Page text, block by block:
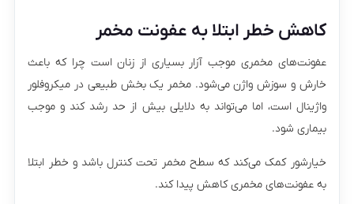
کاهش خطر ابتلا به عفونت مخمر
عفونت‌های مخمری موجب آزار بسیاری از زنان است چرا که باعث
خارش و سوزش واژن می‌شود. مخمر یک بخش طبیعی در میکروفلور
واژینال است، اما می‌تواند به دلایلی بیش از حد رشد کند و موجب
بیماری شود.
خیارشور کمک می‌کند که سطح مخمر تحت کنترل باشد و خطر ابتلا
به عفونت‌های مخمری کاهش پیدا کند.